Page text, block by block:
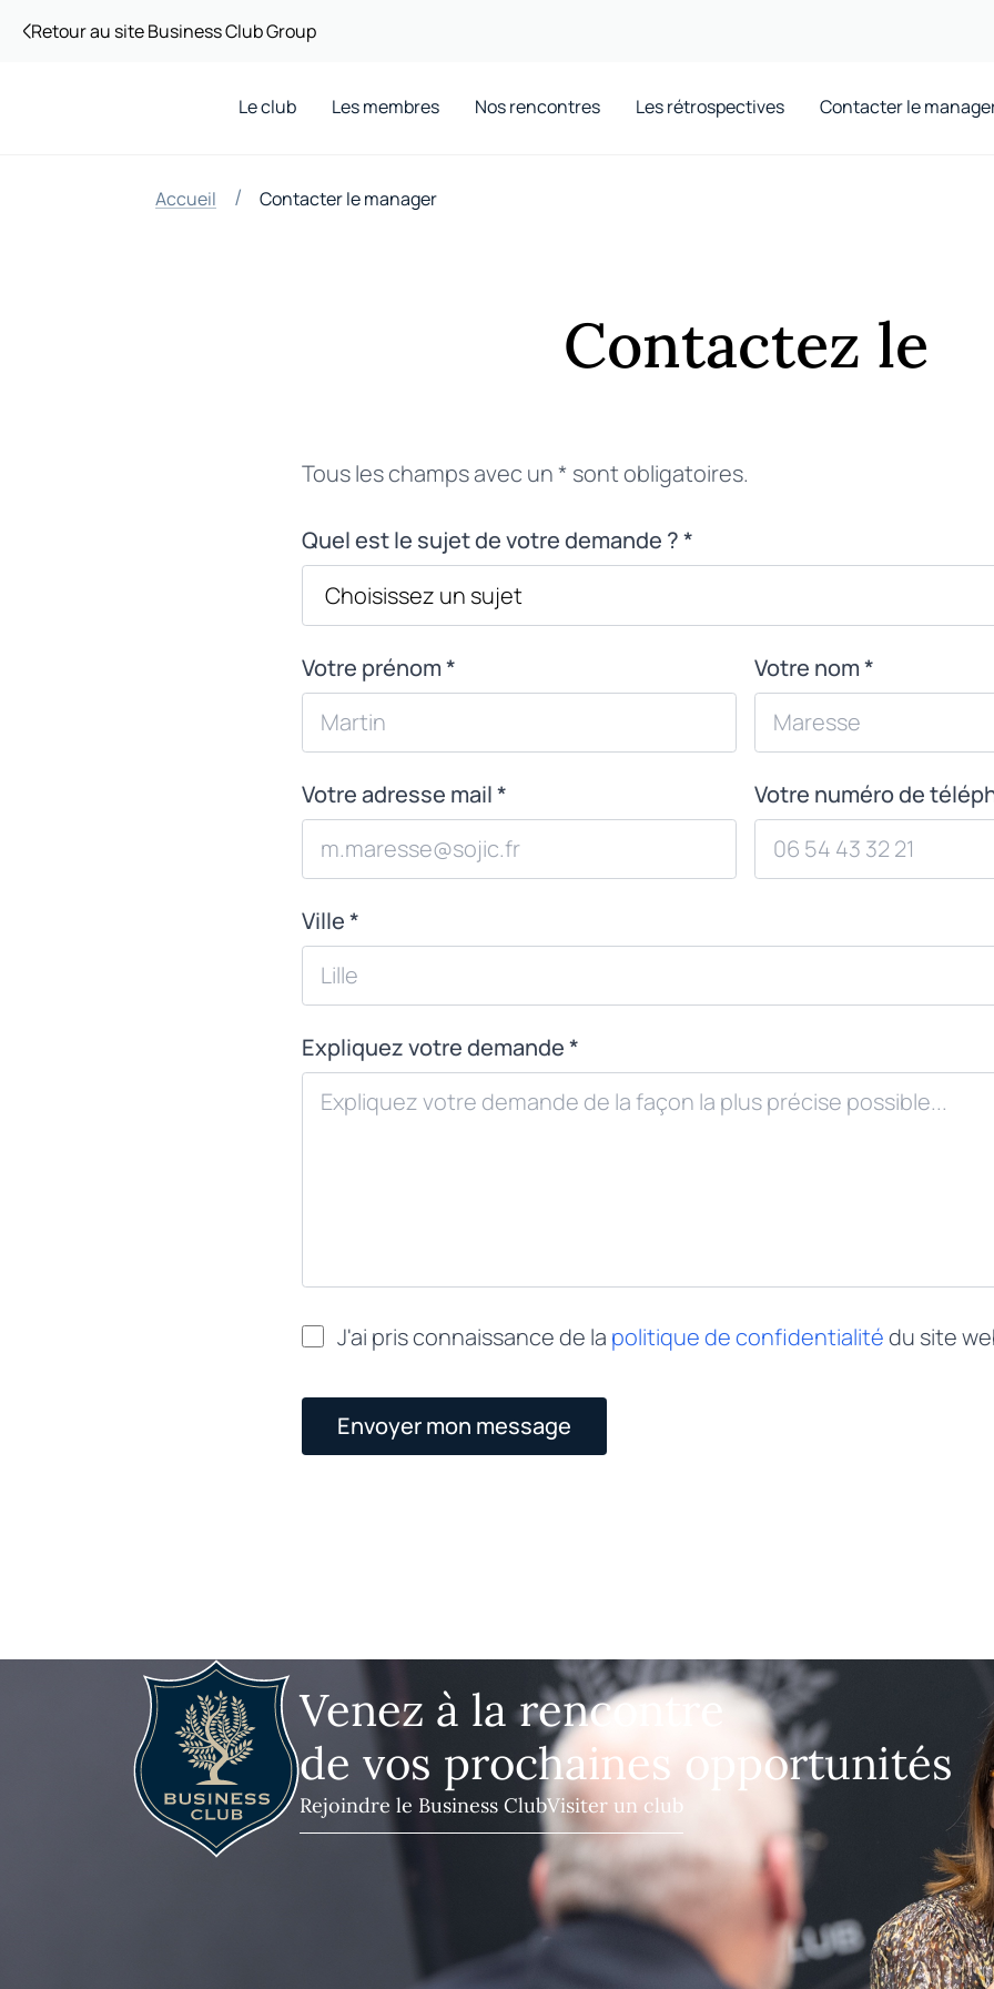
Retour au site Business Club Group
Le club Les membres Nos rencontres Les rétrospectives Contacter le
Accueil / Contacter le manager
Contactez le
Tous les champs avec un * sont obligatoires.
Quel est le sujet de votre demande ? *
Votre prénom * Votre nom *
Votre adresse mail * Votre numéro de
Ville *
Expliquez votre demande *
J'ai pris connaissance de la politique de confidentialitédu site
Envoyer mon message
Venez à la rencontre
de vos prochaines opportunités
Rejoindre le Business ClubVisiter un club